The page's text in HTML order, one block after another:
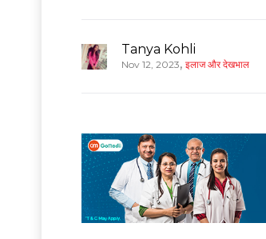
Tanya Kohli
Nov 12, 2023, इलाज और देखभाल